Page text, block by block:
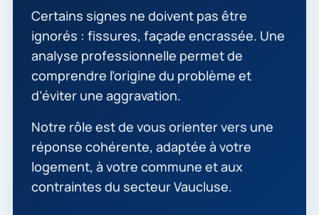
Certains signes ne doivent pas être
ignorés : fissures, façade encrassée. Une
analyse professionnelle permet de
comprendre l’origine du problème et
d’éviter une aggravation.
Notre rôle est de vous orienter vers une
réponse cohérente, adaptée à votre
logement, à votre commune et aux
contraintes du secteur Vaucluse.